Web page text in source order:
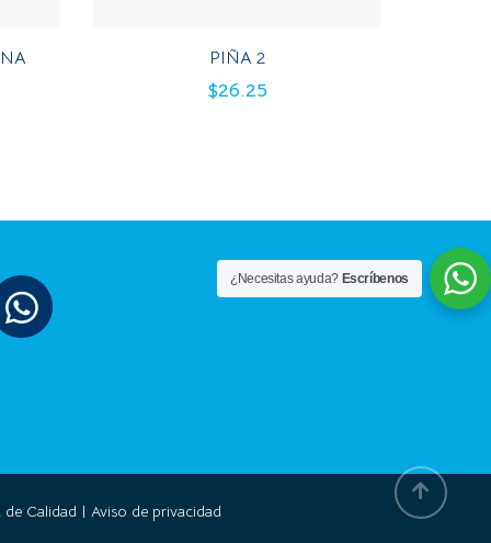
PIÑA 2
$26.25
Calidad | Aviso de privacidad
¿Necesitas ayuda?Escríbenos